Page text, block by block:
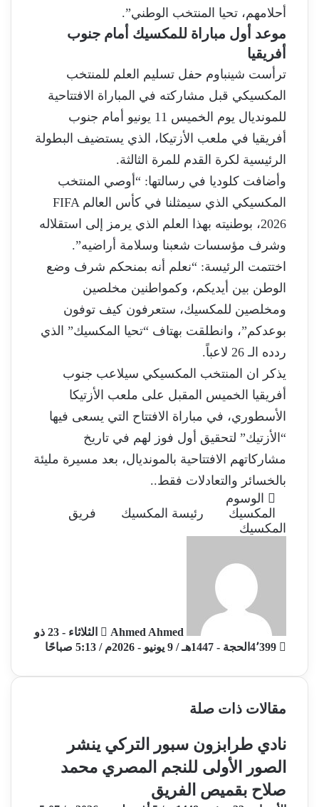
أحلامهم، تحيا المنتخب الوطني”.
موعد أول مباراة للمكسيك أمام جنوب
أفريقيا
ترأست شينباوم حفل تسليم العلم للمنتخب
المكسيكي قبل مشاركته في المباراة الافتتاحية
للمونديال يوم الخميس 11 يونيو أمام جنوب
أفريقيا في ملعب الأزتيكا، الذي يستضيف البطولة
الرئيسية لكرة القدم للمرة الثالثة.
وأضافت كلوديا في رسالتها: “أوصي المنتخب
المكسيكي الذي سيمثلنا في كأس العالم FIFA
2026، بوطنيته بهذا العلم الذي يرمز إلى استقلاله
وشرف مؤسسات شعبنا وسلامة أراضيه”.
اختتمت الرئيسة: “نعلم أنه بمنحكم شرف وضع
الوطن بين أيديكم، وكمواطنين مخلصين
ومخلصين للمكسيك، ستعرفون كيف توفون
بوعدكم”، وانطلقت بهتاف “تحيا المكسيك” الذي
ردده الـ 26 لاعباً.
يذكر ان المنتخب المكسيكي سيلاعب جنوب
أفريقيا الخميس المقبل على ملعب الأزتيكا
الأسطوري، في مباراة الافتتاح التي يسعى فيها
“الأزتيك” لتحقيق أول فوز لهم في تاريخ
مشاركاتهم الافتتاحية بالمونديال، بعد مسيرة مليئة
بالخسائر والتعادلات فقط..
الوسوم
المكسيك
رئيسة المكسيك
فريق
المكسيك
Ahmed Ahmed
ي
د
إ
ر
و
ن
الثلاثاء - 23 ذو
الحجة - 1447هـ / 9 يونيو - 2026م / 5:13 صباحًا
مقالات ذات صلة
نادي طرابزون سبور التركي ينشر
الصور الأولى للنجم المصري محمد
صلاح بقميص الفريق